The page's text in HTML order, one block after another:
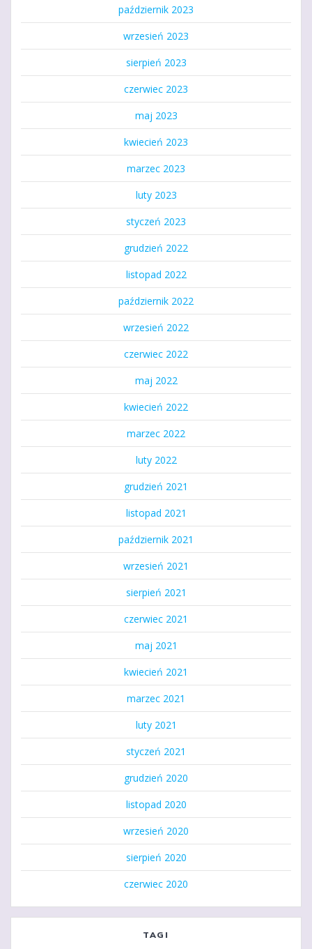
październik 2023
wrzesień 2023
sierpień 2023
czerwiec 2023
maj 2023
kwiecień 2023
marzec 2023
luty 2023
styczeń 2023
grudzień 2022
listopad 2022
październik 2022
wrzesień 2022
czerwiec 2022
maj 2022
kwiecień 2022
marzec 2022
luty 2022
grudzień 2021
listopad 2021
październik 2021
wrzesień 2021
sierpień 2021
czerwiec 2021
maj 2021
kwiecień 2021
marzec 2021
luty 2021
styczeń 2021
grudzień 2020
listopad 2020
wrzesień 2020
sierpień 2020
czerwiec 2020
TAGI